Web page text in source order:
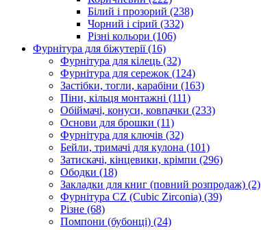
Білий і прозорий (238)
Чорний і сірий (332)
Різні кольори (106)
Фурнітура для біжутерії(16)
Фурнітура для кілець (32)
Фурнітура для сережок (124)
Застібки, тогли, карабіни (163)
Піни, кільця монтажні (111)
Обіймачі, конуси, ковпачки (233)
Основи для брошки (11)
Фурнітура для ключів (32)
Бейли, тримачі для кулона (101)
Затискачі, кінцевики, крімпи (296)
Ободки (18)
Закладки для книг (повний розпродаж) (2)
Фурнітура CZ (Cubic Zirconia) (39)
Різне (68)
Помпони (бубонці) (24)